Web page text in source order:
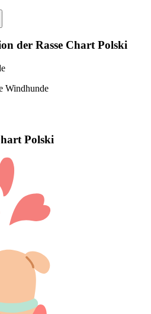
der Rasse Chart Polski
Windhunde
Polski